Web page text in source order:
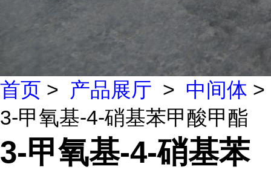
首页 > 产品展厅 > 中间体 >
3-甲氧基-4-硝基苯甲酸甲酯
3-甲氧基-4-硝基苯